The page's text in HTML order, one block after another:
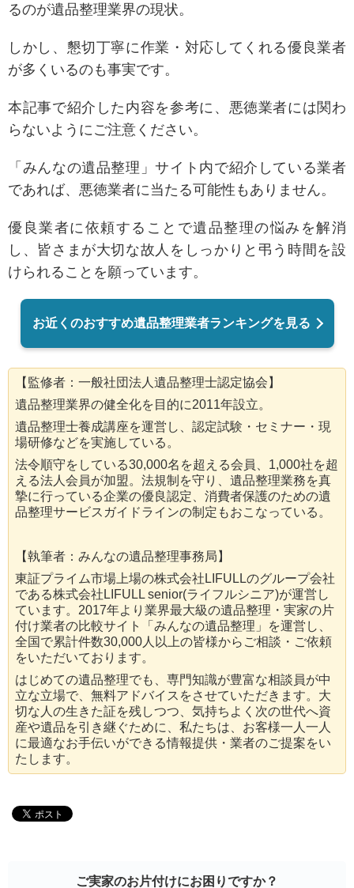
るのが遺品整理業界の現状。
しかし、懇切丁寧に作業・対応してくれる優良業者
が多くいるのも事実です。
本記事で紹介した内容を参考に、悪徳業者には関わ
らないようにご注意ください。
「みんなの遺品整理」サイト内で紹介している業者
であれば、悪徳業者に当たる可能性もありません。
優良業者に依頼することで遺品整理の悩みを解消
し、皆さまが大切な故人をしっかりと弔う時間を設
けられることを願っています。
お近くのおすすめ遺品整理業者ランキングを見る
【監修者：一般社団法人遺品整理士認定協会】
遺品整理業界の健全化を目的に2011年設立。
遺品整理士養成講座を運営し、認定試験・セミナー・現
場研修などを実施している。
法令順守をしている30,000名を超える会員、1,000社を超
える法人会員が加盟。法規制を守り、遺品整理業務を真
摯に行っている企業の優良認定、消費者保護のための遺
品整理サービスガイドラインの制定もおこなっている。
【執筆者：みんなの遺品整理事務局】
東証プライム市場上場の株式会社LIFULLのグループ会社
である株式会社LIFULL senior(ライフルシニア)が運営し
ています。2017年より業界最大級の遺品整理・実家の片
付け業者の比較サイト「みんなの遺品整理」を運営し、
全国で累計件数30,000人以上の皆様からご相談・ご依頼
をいただいております。
はじめての遺品整理でも、専門知識が豊富な相談員が中
立な立場で、無料アドバイスをさせていただきます。大
切な人の生きた証を残しつつ、気持ちよく次の世代へ資
産や遺品を引き継ぐために、私たちは、お客様一人一人
に最適なお手伝いができる情報提供・業者のご提案をい
たします。
ご実家のお片付けにお困りですか？